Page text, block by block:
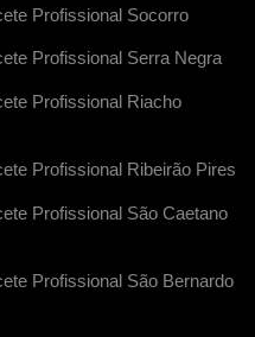
Profissional Socorro
Profissional Serra Negra
Profissional Riacho
Profissional Ribeirão Pires
Profissional São Caetano
Profissional São Bernardo